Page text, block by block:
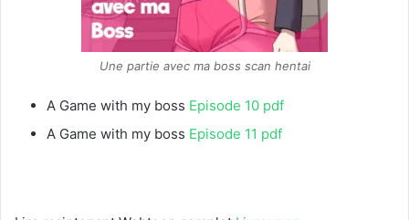
Une partie avec ma boss scan hentai
A Game with my boss Episode 10 pdf
A Game with my boss Episode 11 pdf